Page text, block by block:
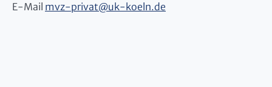
E-Mail mvz-privat@uk-koeln.de